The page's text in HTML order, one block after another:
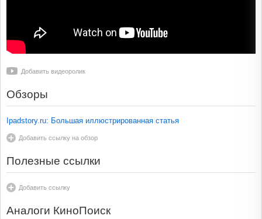
Добавить видеоролик
Обзоры
Ipadstory.ru: Большая иллюстрированная статья
Добавить ссылку на обзор
Полезные ссылки
Добавить ссылку
Аналоги КиноПоиск